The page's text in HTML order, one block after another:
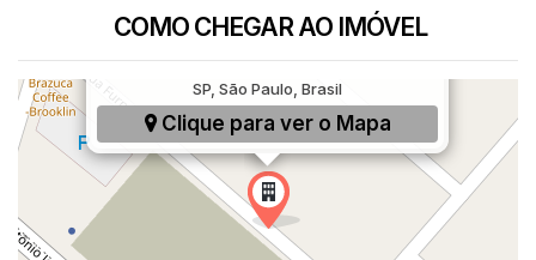
COMO CHEGAR AO IMÓVEL
Rua Furnas, 55, Brooklin Paulista, São Paulo,
SP, São Paulo, Brasil
Clique para ver o Mapa